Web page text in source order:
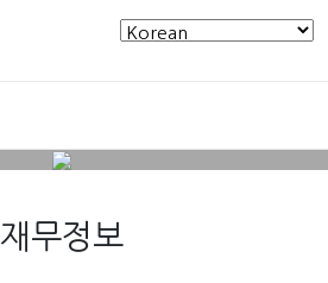
재무정보